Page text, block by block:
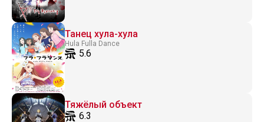
Танец хула-хула
Hula Fulla Dance
5.6
Тяжёлый объект
6.3